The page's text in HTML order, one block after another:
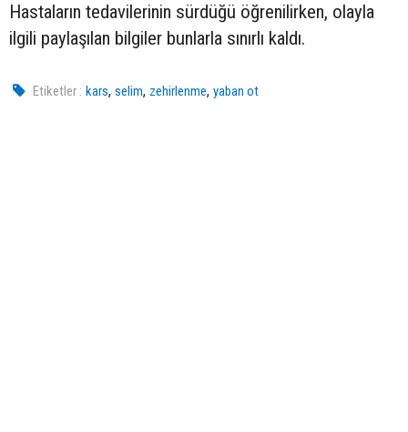
Hastaların tedavilerinin sürdüğü öğrenilirken, olayla
ilgili paylaşılan bilgiler bunlarla sınırlı kaldı.
Etiketler : kars,selim, zehirlenme,yaban ot